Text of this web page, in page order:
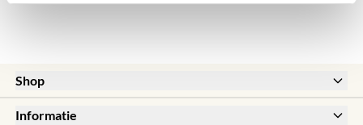
Shop
New
Informatie